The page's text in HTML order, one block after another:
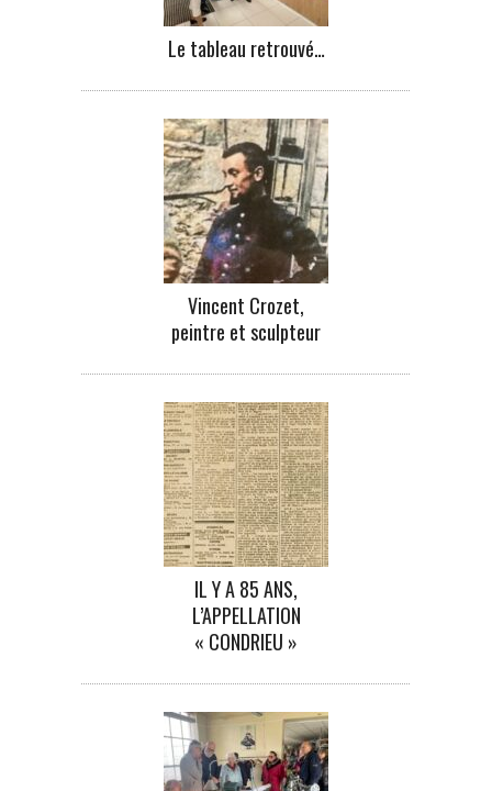
Le tableau retrouvé…
Vincent Crozet,
peintre et sculpteur
IL Y A 85 ANS,
L’APPELLATION
« CONDRIEU »